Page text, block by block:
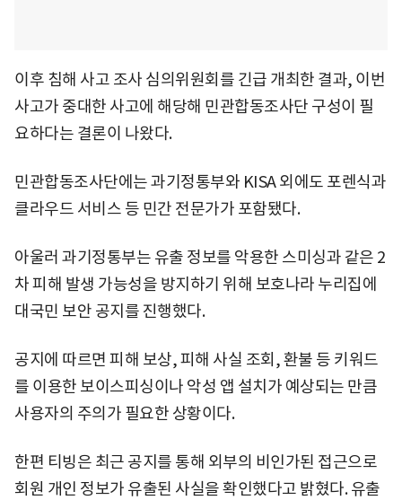
이후 침해 사고 조사 심의위원회를 긴급 개최한 결과, 이번
사고가 중대한 사고에 해당해 민관합동조사단 구성이 필
요하다는 결론이 나왔다.
민관합동조사단에는 과기정통부와 KISA 외에도 포렌식과
클라우드 서비스 등 민간 전문가가 포함됐다.
아울러 과기정통부는 유출 정보를 악용한 스미싱과 같은 2
차 피해 발생 가능성을 방지하기 위해 보호나라 누리집에
대국민 보안 공지를 진행했다.
공지에 따르면 피해 보상, 피해 사실 조회, 환불 등 키워드
를 이용한 보이스피싱이나 악성 앱 설치가 예상되는 만큼
사용자의 주의가 필요한 상황이다.
한편 티빙은 최근 공지를 통해 외부의 비인가된 접근으로
회원 개인 정보가 유출된 사실을 확인했다고 밝혔다. 유출